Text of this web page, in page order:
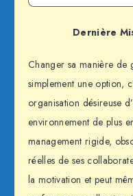
Dernière
Changer sa manière de
simplement une option,
organisation désireuse
environnement de plus
management rigide,
réelles de ses
la motivation et peut